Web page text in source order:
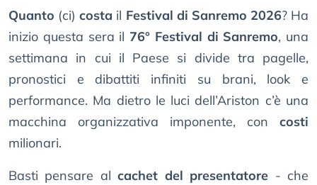
Quanto (ci)costa il Festival di Sanremo 2026? Ha
inizio questa sera il 76° Festival di Sanremo, una
settimana in cui il Paese si divide tra pagelle,
pronostici e dibattiti infiniti su brani, look e
performance. Ma dietro le luci dell’Ariston c’è una
macchina organizzativa imponente, con costi
milionari.
Basti pensare alcachet del presentatore - che